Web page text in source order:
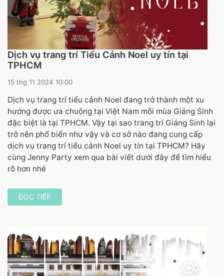
Dịch vụ trang trí Tiểu Cảnh Noel uy tín tại
TPHCM
15 thg 11 2024 10:00
Dịch vụ trang trí tiểu cảnh Noel đang trở thành một xu
hướng được ưa chuộng tại Việt Nam mỗi mùa Giáng Sinh
đặc biệt là tại TPHCM. Vậy tại sao trang trí Giáng Sinh lại
trở nên phổ biến như vậy và cơ sở nào đang cung cấp
dịch vụ trang trí tiểu cảnh Noel uy tín tại TPHCM? Hãy
cùng Jenny Party xem qua bài viết dưới đây để tìm hiểu
rõ hơn nhé
ĐỌC TIẾP